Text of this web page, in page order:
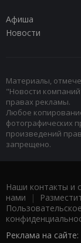
Афиша
Новости
Материалы,
"Новости
правах рекламы.
Любое
фотографических
произведений
запрещено.
Наши контакты и
нами |
Реклама на сайте: